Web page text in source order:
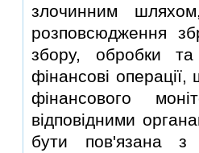
злочинним
розповсюдження
збору, обробки
фiнансовi операцiї,
фiнансового
вiдповiдними
бути пов'язана з